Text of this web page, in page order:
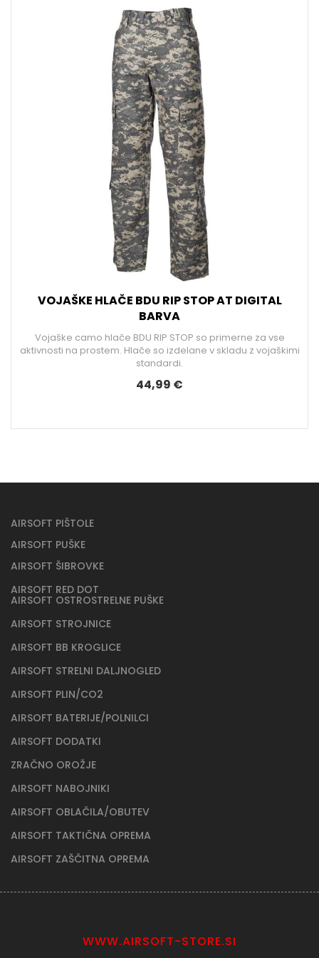
AIRSOFT PIŠTOLE
AIRSOFT PUŠKE
AIRSOFT ŠIBROVKE
AIRSOFT RED DOT
AIRSOFT OSTROSTRELNE PUŠKE
AIRSOFT STROJNICE
AIRSOFT BB KROGLICE
AIRSOFT STRELNI DALJNOGLED
AIRSOFT PLIN/CO2
AIRSOFT BATERIJE/POLNILCI
AIRSOFT DODATKI
ZRAČNO OROŽJE
AIRSOFT NABOJNIKI
AIRSOFT OBLAČILA/OBUTEV
AIRSOFT TAKTIČNA OPREMA
AIRSOFT ZAŠČITNA OPREMA
WWW.AIRSOFT-STORE.SI